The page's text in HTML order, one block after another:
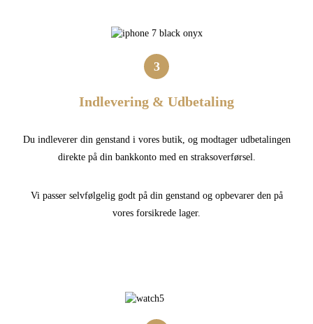
3
Indlevering & Udbetaling
Du indleverer din genstand i vores butik, og modtager udbetalingen
direkte på din bankkonto med en straksoverførsel.
Vi passer selvfølgelig godt på din genstand og opbevarer den på
vores forsikrede lager.